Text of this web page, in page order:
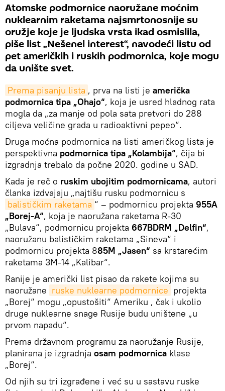
Atomske podmornice naoružane moćnim
nuklearnim raketama najsmrtonosnije su
oružje koje je ljudska vrsta ikad osmislila,
piše list „Nešenel interest“, navodeći listu od
pet američkih i ruskih podmornica, koje mogu
da unište svet.
Prema pisanju lista , prva na listi je američka
podmornica tipa „Ohajo“, koja je usred hladnog rata
mogla da „za manje od pola sata pretvori do 288
ciljeva veličine grada u radioaktivni pepeo“.
Druga moćna podmornica na listi američkog lista je
perspektivna podmornica tipa „Kolambija“, čija bi
izgradnja trebalo da počne 2020. godine u SAD.
Kada je reč o ruskim ubojitim podmornicama, autori
članka izdvajaju „najtišu rusku podmornicu s
balističkim raketama “ – podmornicu projekta 955A
„Borej-A“, koja je naoružana raketama R-30
„Bulava“, podmornicu projekta 667BDRM „Delfin“,
naoružanu balističkim raketama „Sineva“ i
podmornicu projekta 885M „Jasen“ sa krstarećim
raketama 3M-14 „Kalibar“.
Ranije je američki list pisao da rakete kojima su
naoružane ruske nuklearne podmornice projekta
„Borej“ mogu „opustošiti“ Ameriku , čak i ukolio
druge nuklearne snage Rusije budu uništene „u
prvom napadu“.
Prema državnom programu za naoružanje Rusije,
planirana je izgradnja osam podmornica klase
„Borej“.
Od njih su tri izgrađene i već su u sastavu ruske